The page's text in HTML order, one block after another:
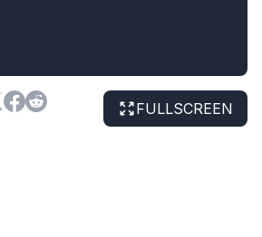
FULLSCREEN